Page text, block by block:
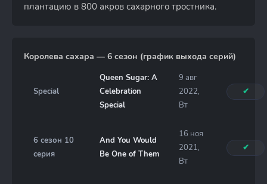
плантацию в 800 акров сахарного тростника.
Королева сахара — 6 сезон (график выхода серий)
Special
Queen Sugar: A
Celebration
Special
9 авг
2022,
Вт
✔
6 сезон 10
серия
And You Would
Be One of Them
16 ноя
2021,
Вт
✔